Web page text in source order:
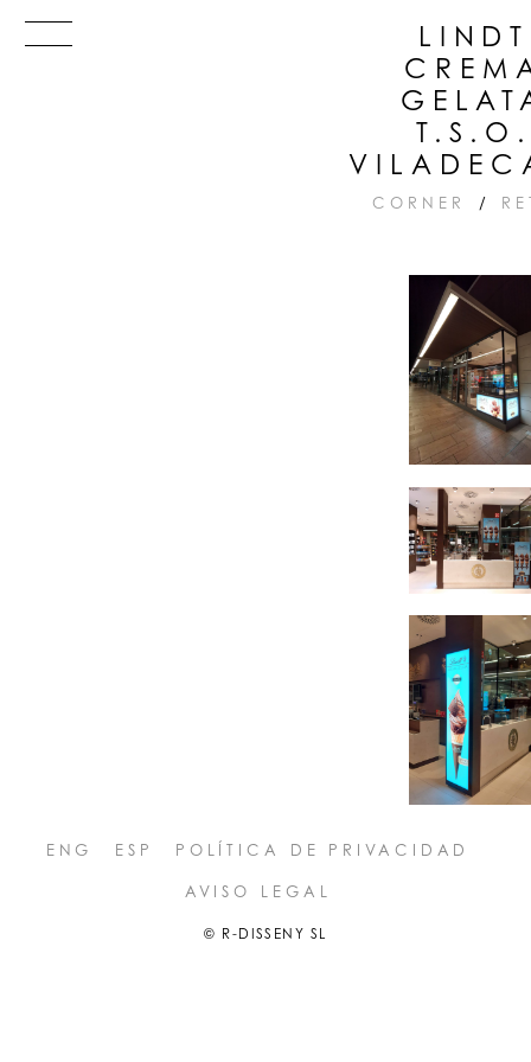
CORNER /
LINDT
ENG ESP POLÍTICA DE PRIVACIDAD
AVISO LEGAL
© R-DISSENY SL